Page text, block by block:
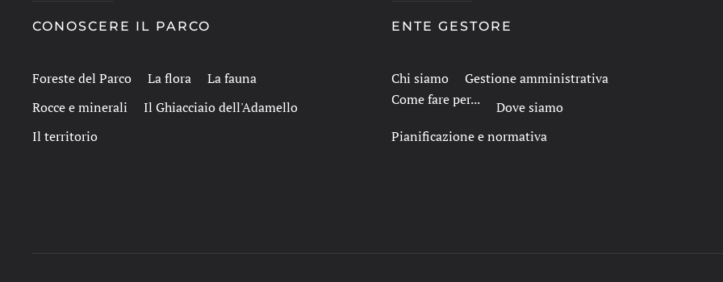
CONOSCERE IL PARCO
Foreste del Parco La flora
La fauna
Rocce e minerali
Il Ghiacciaio dell'Adamello
Il territorio
ENTE GESTORE
Chi siamo
Gestione amministrativa
Come fare per...
Dove siamo
Pianificazione e normativa